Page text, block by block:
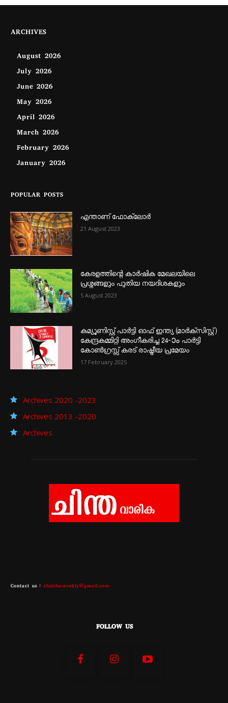
ARCHIVES
August 2026
July 2026
June 2026
May 2026
April 2026
March 2026
February 2026
January 2026
POPULAR POSTS
എന്താണ്‌ ഫോക്‌ലോർ
21 August 2023
കേരളത്തിന്റെ കാർഷിക മേഖലയിലെ
പ്രശ്നങ്ങളും പുതിയ നയദിശകളും
5 August 2023
കമ്യൂണിസ്റ്റ് പാർട്ടി ഓഫ് ഇന്ത്യ (മാർക്സിസ്റ്റ്)
കേന്ദ്രകമ്മിറ്റി അംഗീകരിച്ച 24‐ാം പാർട്ടി
കോൺഗ്രസ്സ് കരട് രാഷ്ട്രീയ പ്രമേയം
17 February 2025
Archives 2020 -2023
Archives 2013 -2020
Archives
Contact us : chinthaweekly@gmail.com
FOLLOW US